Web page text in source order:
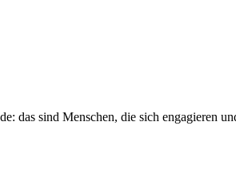
das sind Menschen, die sich engagieren